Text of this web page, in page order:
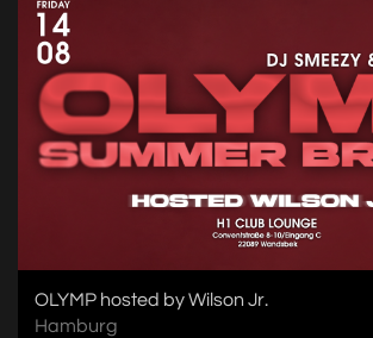
OLYMP hosted by Wilson Jr.
Hamburg